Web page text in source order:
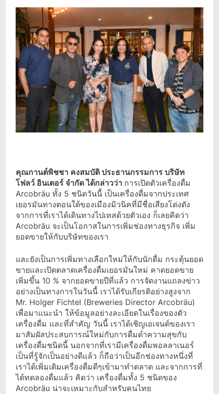
คุณกานต์พิชชา คงสมบัติ ประธานกรรมการ บริษัท
โฟลว์ อินเตอร์ จำกัด ได้กล่าวว่า การเปิดตัวเครื่องดื่ม
Arcobräu ทั้ง 5 ชนิดวันนี้ เป็นเครื่องดื่มจากประเทศ
เยอรมันทางตอนใต้ของเมืองมิวนิคที่มีชื่อเสียงโด่งดัง
จากการที่เราได้เดินทางไปเทสด้วยตัวเอง ก็เลยคิดว่า
Arcobräu จะเป็นโอกาสในการเพิ่มช่องทางธุรกิจ เพิ่ม
ยอดขายให้กับบริษัทของเรา
และยังเป็นการเพิ่มทางเลือกใหม่ให้กับนักดื่ม กระตุ้นยอด
ขายและเปิดตลาดเครื่องดื่มเยอรมันใหม่ คาดยอดขาย
เพิ่มขึ้น 10 % จากยอดขายปีที่แล้ว การจัดงานแถลงข่าว
อย่างเป็นทางการในวันนี้ เราได้รับเกียรติอย่างสูงจาก
Mr. Holger Fichtel (Breweries Director Arcobräu)
เพื่อมาแนะนำ ให้ข้อมูลอย่างละเอียดในเรื่องของตัว
เครื่องดื่ม และที่สำคัญ วันนี้ เราได้เชิญเอเจนต์ของเรา
มาสัมผัสประสบการณ์ใหม่กับการดื่มด่ำความสุขกับ
เครื่องดื่มชนิดนี้ นอกจากที่เรามีเครื่องดื่มพอลลาเนอร์
เป็นที่รู้จักเป็นอย่างดีแล้ว ก็ถือว่าเป็นอีกช่องทางหนึ่งที่
เราได้เพิ่มเติมเครื่องดื่มดีๆเข้ามาทำตลาด และจากการที่
ได้ทดลองดื่มแล้ว คิดว่า เครื่องดื่มทั้ง 5 ชนิดของ
Arcobräu น่าจะเหมาะกับสำหรับคนไทย